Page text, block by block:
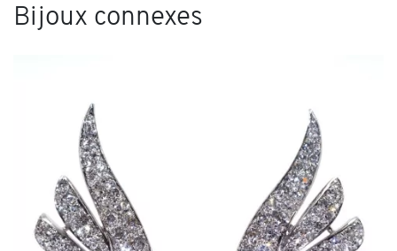
Bijoux connexes